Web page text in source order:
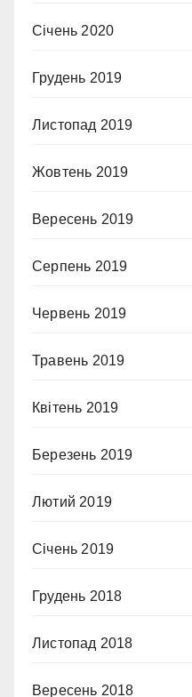
Січень 2020
Грудень 2019
Листопад 2019
Жовтень 2019
Вересень 2019
Серпень 2019
Червень 2019
Травень 2019
Квітень 2019
Березень 2019
Лютий 2019
Січень 2019
Грудень 2018
Листопад 2018
Вересень 2018